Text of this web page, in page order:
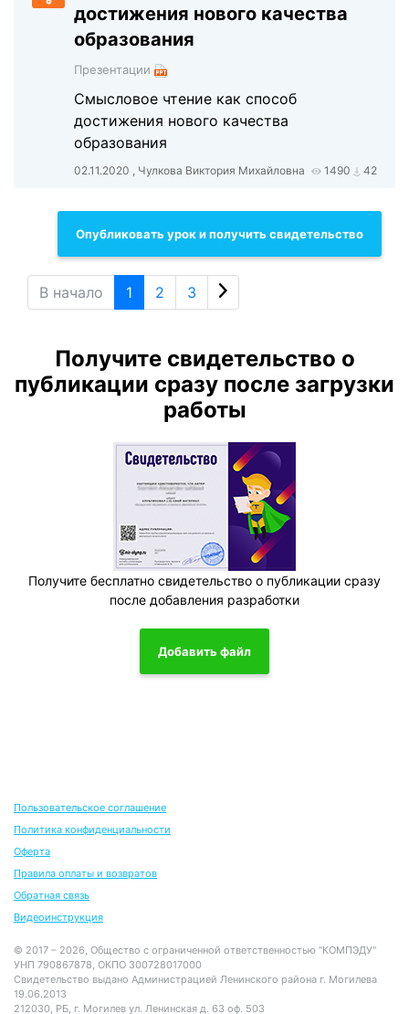
достижения нового качества
образования
Презентации
Смысловое чтение как способ
достижения нового качества
образования
02.11.2020 , Чулкова Виктория Михайловна 1490 42
Опубликовать урок и получить свидетельство
В начало 1 2 3
Получите свидетельство о
публикации сразу после загрузки
работы
Получите бесплатно свидетельство о публикации сразу
после добавления разработки
Добавить файл
Пользовательское соглашение
Политика конфиденциальности
Оферта
Правила оплаты и возвратов
Обратная связь
Видеоинструкция
© 2017 – 2026, Общество с ограниченной ответственностью "КОМПЭДУ"
УНП 790867878, ОКПО 300728017000
Свидетельство выдано Администрацией Ленинского района г. Могилева
19.06.2013
212030, РБ, г. Могилев ул. Ленинская д. 63 оф. 503